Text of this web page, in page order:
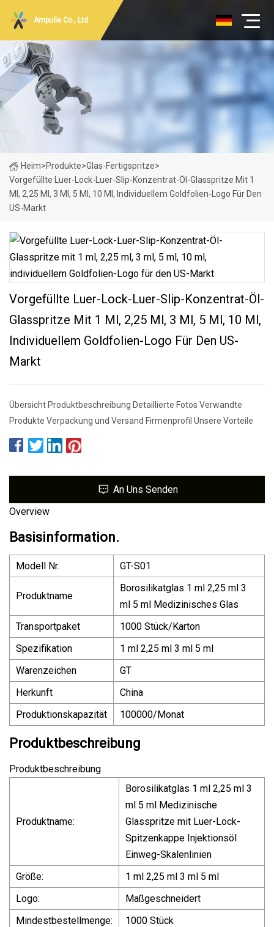
Ampulle Co., Ltd
Heim>Produkte>Glas-Fertigspritze>
Vorgefüllte Luer-Lock-Luer-Slip-Konzentrat-Öl-Glasspritze Mit 1
Ml, 2,25 Ml, 3 Ml, 5 Ml, 10 Ml, Individuellem Goldfolien-Logo Für Den
US-Markt
Vorgefüllte Luer-Lock-Luer-Slip-Konzentrat-Öl-
Glasspritze Mit 1 Ml, 2,25 Ml, 3 Ml, 5 Ml, 10 Ml,
Individuellem Goldfolien-Logo Für Den US-
Markt
Übersicht Produktbeschreibung Detaillierte Fotos Verwandte
Produkte Verpackung und Versand Firmenprofil Unsere Vorteile
An Uns Senden
Overview
Basisinformation.
Modell Nr. GT-S01
Produktname
Borosilikatglas 1 ml 2,25 ml 3
ml 5 ml Medizinisches Glas
Transportpaket
1000 Stück/Karton
Spezifikation
1 ml 2,25 ml 3 ml 5 ml
Warenzeichen
GT
Herkunft
China
Produktionskapazität
100000/Monat
Produktbeschreibung
Produktbeschreibung
Produktname:
Borosilikatglas 1 ml 2,25 ml 3
ml 5 ml Medizinische
Glasspritze mit Luer-Lock-
Spitzenkappe Injektionsöl
Einweg-Skalenlinien
Größe:
1 ml 2,25 ml 3 ml 5 ml
Logo:
Maßgeschneidert
Mindestbestellmenge:
1000 Stück